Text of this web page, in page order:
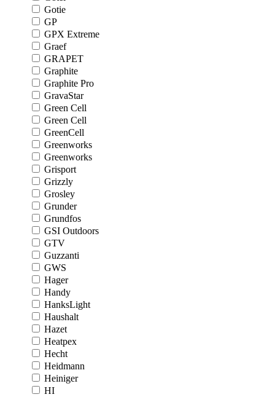
Gotie
GP
GPX Extreme
Graef
GRAPET
Graphite
Graphite Pro
GravaStar
Green Cell
Green Cell
GreenCell
Greenworks
Greenworks
Grisport
Grizzly
Grosley
Grunder
Grundfos
GSI Outdoors
GTV
Guzzanti
GWS
Hager
Handy
HanksLight
Haushalt
Hazet
Heatpex
Hecht
Heidmann
Heiniger
HI